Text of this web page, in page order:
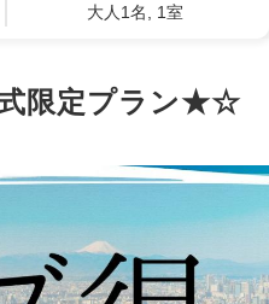
大人1名, 1室
限定プラン★☆